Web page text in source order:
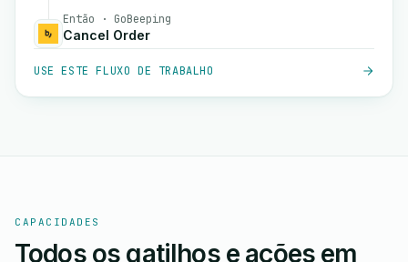
Então · GoBeeping
Cancel Order
USE ESTE FLUXO DE TRABALHO
CAPACIDADES
Todos os gatilhos e ações em